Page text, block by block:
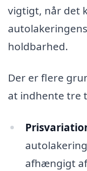
vigtigt, når det
holdbarhed.
Der er flere
at indhente tre
afhængigt